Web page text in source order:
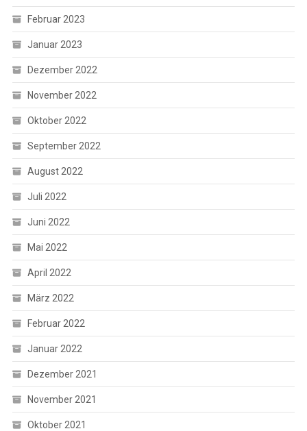
Februar 2023
Januar 2023
Dezember 2022
November 2022
Oktober 2022
September 2022
August 2022
Juli 2022
Juni 2022
Mai 2022
April 2022
März 2022
Februar 2022
Januar 2022
Dezember 2021
November 2021
Oktober 2021